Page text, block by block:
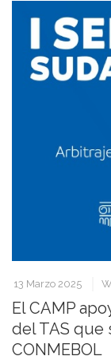
13 Marzo 2025
El CAMP
del TAS que
CONMEBOL